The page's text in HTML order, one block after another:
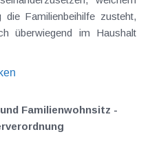
die Familienbeihilfe zusteht,
überwiegend im Haushalt
Familienwohnsitz -